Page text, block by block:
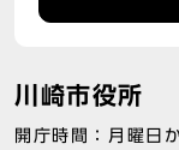
川崎市役所
開庁時間：月曜日